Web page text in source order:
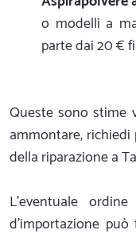
o modelli a
parte dai 20 €
Queste sono stime
ammontare,
della riparazione a
L'eventuale
d'importazione